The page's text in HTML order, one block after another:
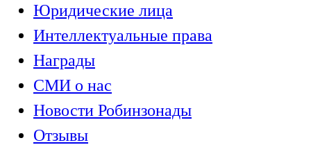
Юридические лица
Интеллектуальные права
Награды
СМИ о нас
Новости Робинзонады
Отзывы